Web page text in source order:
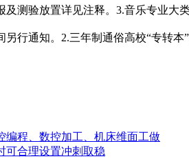
验放置详见注释。3.音乐专业大类
另行通知。2.三年制通俗高校“专转
编程、数控加工、机床维面工做
可合理设置冲刺取稳